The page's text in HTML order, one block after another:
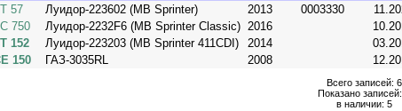
57 Луидор-223602 (MB Sprinter) 2013 0003330
750 Луидор-2232F6 (MB Sprinter Classic) 2016
152 Луидор-223203 (MB Sprinter 411CDI) 2014
150 ГАЗ-3035RL 2008
Всего записей: 6
Показано
в наличии: 5